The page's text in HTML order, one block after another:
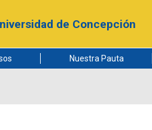
de Concepción
Nuestra Pauta